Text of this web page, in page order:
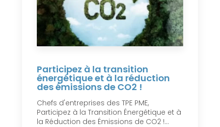
Participez à la transition
énergétique et à la réduction
des émissions de CO2 !
Chefs d'entreprises des TPE PME,
Participez à la Transition Énergétique et à
la Réduction des Émissions de CO2 !...